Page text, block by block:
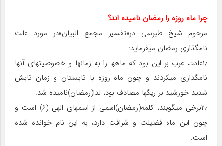
چرا ماه روزه را رمضان نامیده‏ اند؟
مرحوم شیخ طبرسی در«تفسیر مجمع البیان»در مورد علت
نامگذاری رمضان می‏فرماید:
۱٫عادت عرب بر این بود که ماه‏ها را به زمان‏ها و خصوصیت‏های آن‏ها
نامگذاری می‏کردند و چون ماه روزه با تابستان و زمان تابش
شدید خورشید بر ریگ‏ها مصادف بود، لذا(رمضان)نامیده شد.
۲٫برخی می‏گویند، کلمه(رمضان)اسمی از اسم‏های الهی (۶) است و
چون این ماه فضیلت و شرافت دارد، به این نام خوانده شده
است.